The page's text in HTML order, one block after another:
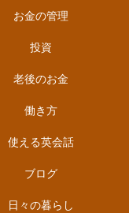
お金の管理
投資
老後のお金
働き方
使える英会話
ブログ
日々の暮らし